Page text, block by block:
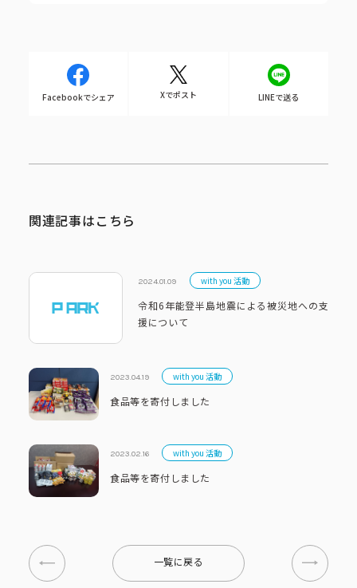
Facebookでシェア Xでポスト LINEで送る
関連記事はこちら
2024.01.09 with you 活動
令和6年能登半島地震による被災地への支
援について
2023.04.19 with you 活動
食品等を寄付しました
2023.02.16 with you 活動
食品等を寄付しました
一覧に戻る